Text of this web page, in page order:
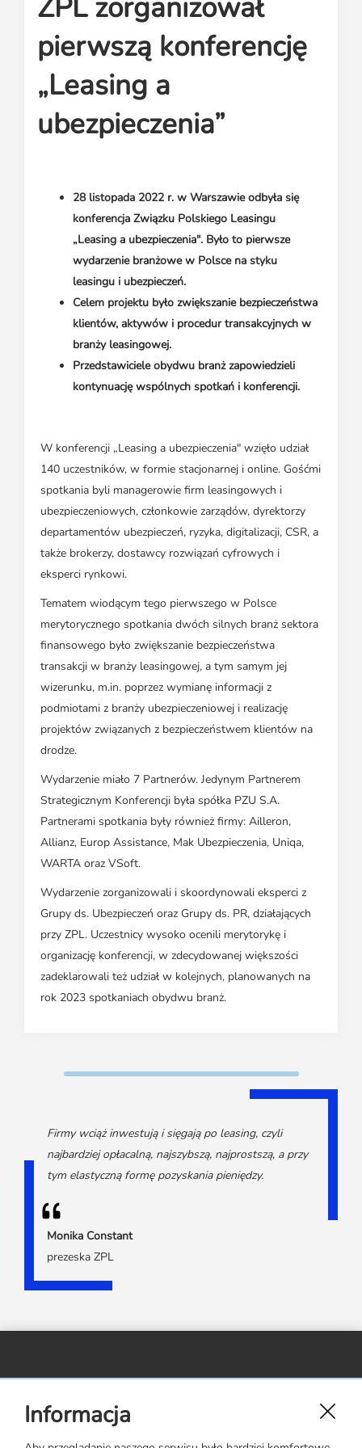
Partnerzy ZPL
Subskrybuj Leaseletter
Materiały do pobrania
Kontakt dla mediów
Klauzule informacyjne
Informacja
ZPL zorganizował
pierwszą konferencję
„Leasing a
ubezpieczenia”
28 listopada 2022 r. w Warszawie odbyła się
konferencja Związku Polskiego Leasingu
„Leasing a ubezpieczenia". Było to pierwsze
wydarzenie branżowe w Polsce na styku
leasingu i ubezpieczeń.
Celem projektu było zwiększanie bezpieczeństwa
klientów, aktywów i procedur transakcyjnych w
branży leasingowej.
Przedstawiciele obydwu branż zapowiedzieli
kontynuację wspólnych spotkań i konferencji.
W konferencji „Leasing a ubezpieczenia" wzięło udział
140 uczestników, w formie stacjonarnej i online. Gośćmi
spotkania byli managerowie firm leasingowych i
ubezpieczeniowych, członkowie zarządów, dyrektorzy
departamentów ubezpieczeń, ryzyka, digitalizacji, CSR, a
także brokerzy, dostawcy rozwiązań cyfrowych i
eksperci rynkowi.
Tematem wiodącym tego pierwszego w Polsce
merytorycznego spotkania dwóch silnych branż sektora
finansowego było zwiększanie bezpieczeństwa
transakcji w branży leasingowej, a tym samym jej
wizerunku, m.in. poprzez wymianę informacji z
podmiotami z branży ubezpieczeniowej i realizację
projektów związanych z bezpieczeństwem klientów na
drodze.
Wydarzenie miało 7 Partnerów. Jedynym Partnerem
Strategicznym Konferencji była spółka PZU S.A.
Partnerami spotkania były również firmy: Ailleron,
Allianz, Europ Assistance, Mak Ubezpieczenia, Uniqa,
WARTA oraz VSoft.
Wydarzenie zorganizowali i skoordynowali eksperci z
Grupy ds. Ubezpieczeń oraz Grupy ds. PR, działających
przy ZPL. Uczestnicy wysoko ocenili merytorykę i
organizację konferencji, w zdecydowanej większości
zadeklarowali też udział w kolejnych, planowanych na
rok 2023 spotkaniach obydwu branż.
Firmy wciąż inwestują i sięgają po leasing, czyli
najbardziej opłacalną, najszybszą, najprostszą, a przy
tym elastyczną formę pozyskania pieniędzy.
Monika Constant
prezeska ZPL
ul. Rejtana 17 lok. 22,
02-516 Warszawa